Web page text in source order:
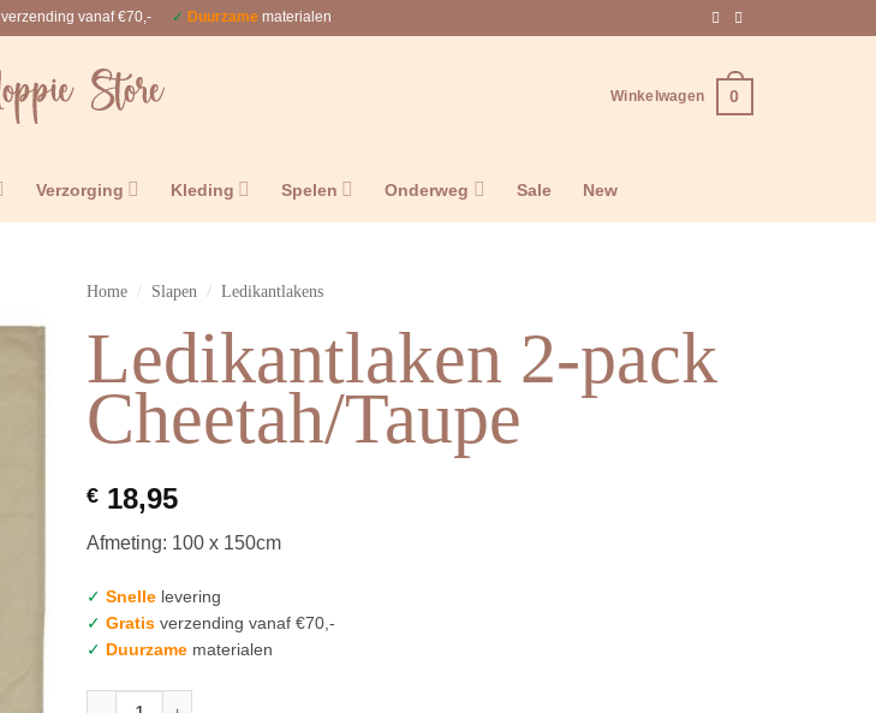
verzending vanaf €70,- ✓ Duurzame materialen
Winkelwagen 0
Verzorging Kleding Spelen Onderweg Sale New
Home / Slapen / Ledikantlakens
Ledikantlaken 2-pack
Cheetah/Taupe
€ 18,95
Afmeting: 100 x 150cm
✓ Snelle levering
✓ Gratis verzending vanaf €70,-
✓ Duurzame materialen
Ledikantlaken 2-pack Cheetah/Taupe aantal